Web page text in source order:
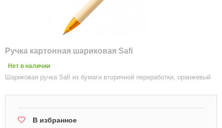
Ручка картонная шариковая Safi
Нет в наличии
Шариковая ручка Safi из бумаги вторичной переработки, оранжевый
В избранное